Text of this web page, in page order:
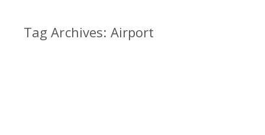
Tag Archives: Airport